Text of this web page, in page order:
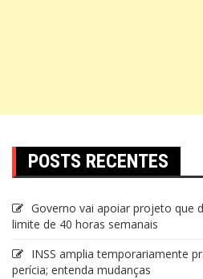
POSTS RECENTES
Governo vai apoiar projeto que
limite de 40 horas semanais
INSS amplia temporariamente
perícia; entenda mudanças